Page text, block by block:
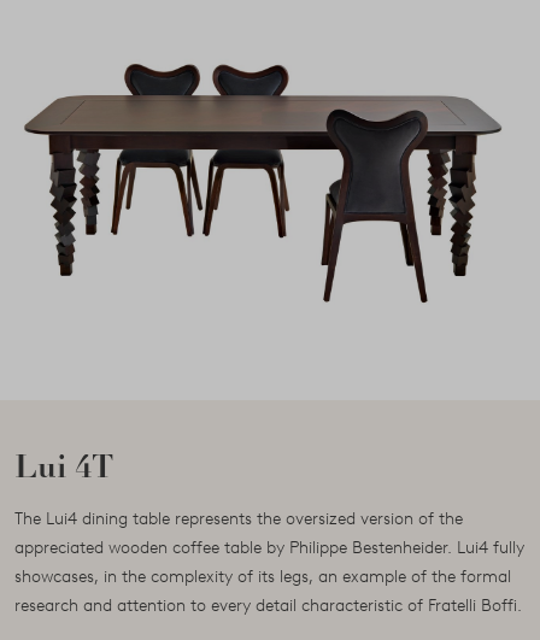
Lui 4T
The Lui4 dining table represents the oversized version of the
appreciated wooden coffee table by Philippe Bestenheider. Lui4 fully
showcases, in the complexity of its legs, an example of the formal
research and attention to every detail characteristic of Fratelli Boffi.